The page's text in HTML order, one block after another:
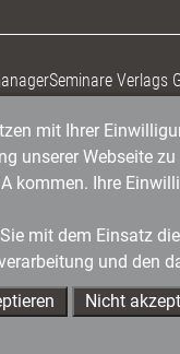
Verlags
mit Ihrer
unserer Webseite
kommen. Ihre
mit dem Einsatz
und den
Nicht